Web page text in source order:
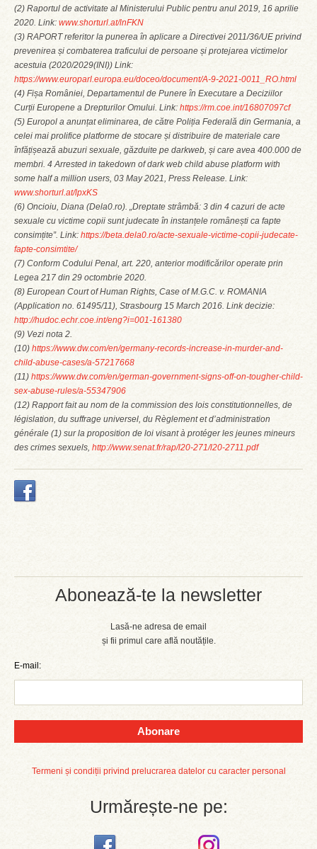
Abonează-te la newsletter
Lasă-ne adresa de email
și fii primul care află noutățile.
E-mail:
Abonare
Termeni și condiții privind prelucrarea datelor cu caracter personal
Urmărește-ne pe:
(2) Raportul de activitate al Ministerului Public pentru anul 2019, 16 aprilie
2020. Link: www.shorturl.at/lnFKN
(3) RAPORT referitor la punerea în aplicare a Directivei 2011/36/UE privind
prevenirea și combaterea traficului de persoane și protejarea victimelor
acestuia (2020/2029(INI)) Link:
https://www.europarl.europa.eu/doceo/document/A-9-2021-0011_RO.html
(4) Fișa României, Departamentul de Punere în Executare a Deciziilor
Curții Europene a Drepturilor Omului. Link: https://rm.coe.int/16807097cf
(5) Europol a anunțat eliminarea, de către Poliția Federală din Germania, a
celei mai prolifice platforme de stocare și distribuire de materiale care
înfățișează abuzuri sexuale, găzduite pe darkweb, și care avea 400.000 de
membri. 4 Arrested in takedown of dark web child abuse platform with
some half a million users, 03 May 2021, Press Release. Link:
www.shorturl.at/lpxKS
(6) Oncioiu, Diana (Dela0.ro). „Dreptate strâmbă: 3 din 4 cazuri de acte
sexuale cu victime copii sunt judecate în instanțele românești ca fapte
consimțite”. Link: https://beta.dela0.ro/acte-sexuale-victime-copii-judecate-
fapte-consimtite/
(7) Conform Codului Penal, art. 220, anterior modificărilor operate prin
Legea 217 din 29 octombrie 2020.
(8) European Court of Human Rights, Case of M.G.C. v. ROMANIA
(Application no. 61495/11), Strasbourg 15 March 2016. Link decizie:
http://hudoc.echr.coe.int/eng?i=001-161380
(9) Vezi nota 2.
(10) https://www.dw.com/en/germany-records-increase-in-murder-and-
child-abuse-cases/a-57217668
(11) https://www.dw.com/en/german-government-signs-off-on-tougher-child-
sex-abuse-rules/a-55347906
(12) Rapport fait au nom de la commission des lois constitutionnelles, de
législation, du suffrage universel, du Règlement et d’administration
générale (1) sur la proposition de loi visant à protéger les jeunes mineurs
des crimes sexuels, http://www.senat.fr/rap/l20-271/l20-2711.pdf